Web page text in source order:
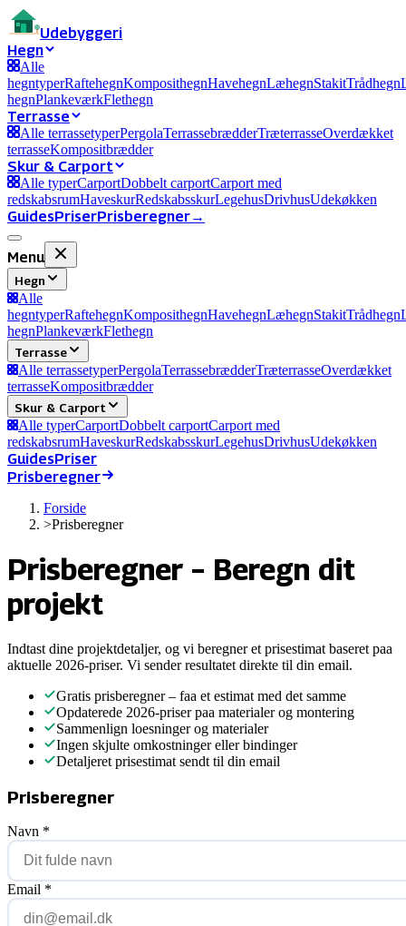
Udebyggeri
Hegn
Alle
hegntyperRaftehegnKomposithegnHavehegnLæhegnStakitTrådhegn
hegnPlankeværkFlethegn
Terrasse
Alle terrassetyperPergolaTerrassebrædderTræterrasseOverdækket
terrasseKompositbrædder
Skur & Carport
Alle typerCarportDobbelt carportCarport med
redskabsrumHaveskurRedskabsskurLegehusDrivhusUdekøkken
GuidesPriserPrisberegner→
Menu
Hegn
Alle
hegntyperRaftehegnKomposithegnHavehegnLæhegnStakitTrådhegn
hegnPlankeværkFlethegn
Terrasse
Alle terrassetyperPergolaTerrassebrædderTræterrasseOverdækket
terrasseKompositbrædder
Skur & Carport
Alle typerCarportDobbelt carportCarport med
redskabsrumHaveskurRedskabsskurLegehusDrivhusUdekøkken
GuidesPriser
Prisberegner
Forside
>Prisberegner
Prisberegner – Beregn dit
projekt
Indtast dine projektdetaljer, og vi beregner et prisestimat baseret paa
aktuelle 2026-priser. Vi sender resultatet direkte til din email.
Gratis prisberegner – faa et estimat med det samme
Opdaterede 2026-priser paa materialer og montering
Sammenlign loesninger og materialer
Ingen skjulte omkostninger eller bindinger
Detaljeret prisestimat sendt til din email
Prisberegner
Navn *
Email *